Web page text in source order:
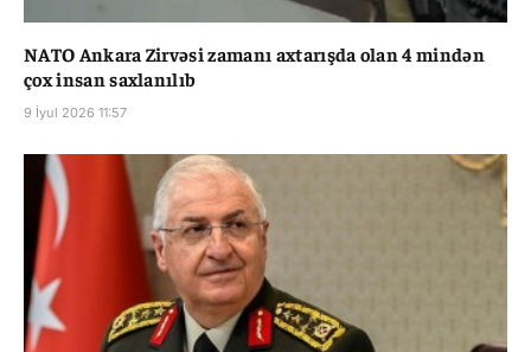
NATO Ankara Zirvəsi zamanı axtarışda olan 4 mindən
çox insan saxlanılıb
9 İyul 2026 11:57